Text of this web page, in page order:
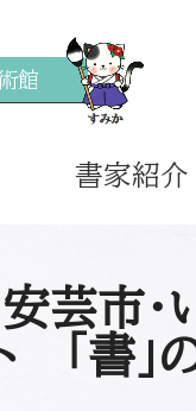
館
書家紹介
市・い
「書」